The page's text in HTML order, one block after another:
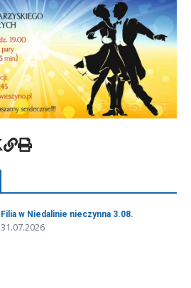
Filia w Niedalinie nieczynna 3.08.
31.07.2026